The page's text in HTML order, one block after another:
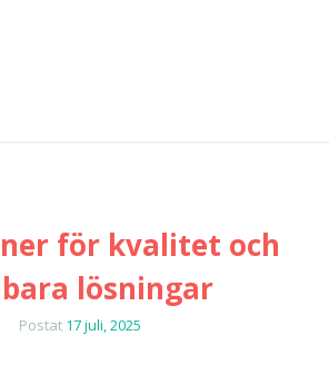
för kvalitet och
lösningar
Postat 17 juli, 2025